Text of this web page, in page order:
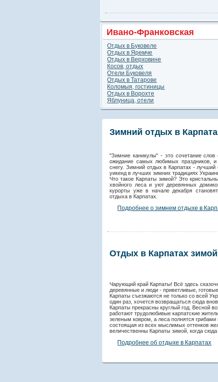
Ивано-Франковская
область
Отдых в Буковеле
Отдых в Яремче
Отдых в Верховине
Косов, отдых
Отели Буковеля
Отдых в Татарове
Коломыя, гостиницы
Отдых в Ворохте
Яблуница, отели
Зимний отдых в
"Зимние каникулы" - это сочетание
ожидание самых любимых праздников,
снегу. Зимний отдых в Карпатах - лучший
уикенд в лучших зимних традициях
Что такое Карпаты зимой? Это
хвойного леса и уют деревянных
курорты уже в начале декабря
отдыха в Карпатах.
Подробнее о зимнем отдыхе в
Отдых в Карпатах
Чарующий край Карпаты! Всё здесь
деревянные и люди - приветливые,
Карпаты съезжаются не только со всей
один раз, хочется возвращаться сюда
Карпаты прекрасны круглый год. Весной
работают трудолюбивые карпатские
зеленым ковром, а леса полнятся
состоящая из всех мыслимых оттенков
величественны Карпаты зимой, когда
Подробнее об отдыхе в Карпатах